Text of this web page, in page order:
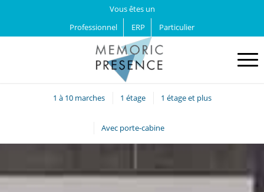
Vous êtes un
Professionnel
ERP Particulier
1 à 10 marches 1 étage 1 étage et plus
Avec porte-cabine